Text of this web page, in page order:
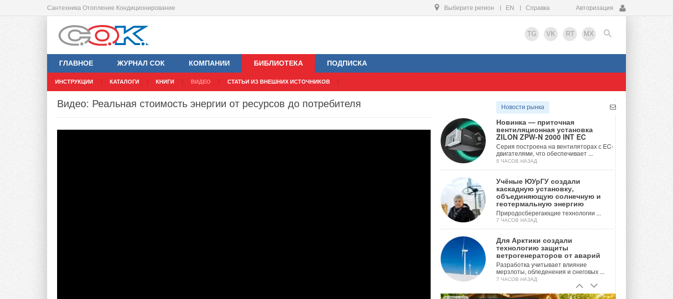
Сантехника Отопление Кондиционирование Выберите регион EN Справка Авторизация
TG VK RT MX
ГЛАВНОЕ ЖУРНАЛ СОК КОМПАНИИ БИБЛИОТЕКА
ИНСТРУКЦИИ КАТАЛОГИ КНИГИ ВИДЕО СТАТЬИ ИЗ ВНЕШНИХ ИСТОЧНИКОВ
ПОДПИСКА
EN
Видео: Реальная стоимость энергии от ресурсов до потребителя Новости рынка
Новинка — приточная
вентиляционная установка
ZILON ZPW-N 2000 INT EC
Серия построена на вентиляторах с EC-
двигателями, что обеспечивает ...
5 ЧАСОВ НАЗАД
Учёные ЮУрГУ создали
каскадную установку,
объединяющую солнечную и
геотермальную энергию
Природосберегающие технологии ...
7 ЧАСОВ НАЗАД
Для Арктики создали
технологию защиты
ветрогенераторов от аварий
Разработка учитывает влияние
мерзлоты, обледенения и снеговых ...
7 ЧАСОВ НАЗАД